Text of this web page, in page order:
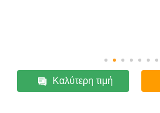
Καλύτερη τιμή